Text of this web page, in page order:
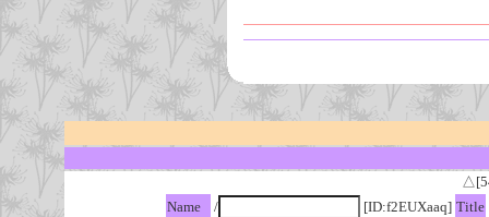
Name
/ [ID:f2EUXaaq] Title